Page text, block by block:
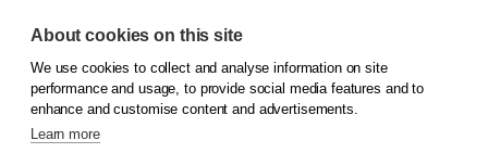
© 2026Koninklijke Boom uitgevers
About cookies on this site
We use cookies to collect and analyse information on site
performance and usage, to provide social media features and to
enhance and customise content and advertisements.
Learn more